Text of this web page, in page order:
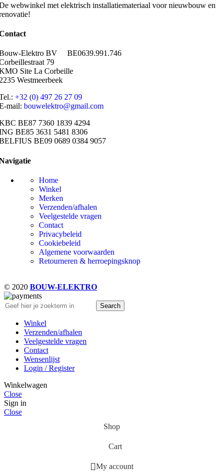
webwinkel met elektrisch installatiemateriaal voor nieuwbouw en
Elektro BV BE0639.991.746
79
Site La Corbeille
Westmeerbeek
+32 (0) 497 26 27 09
mail: bouwelektro@gmail.com
BE87 7360 1839 4294
BE85 3631 5481 8306
BE09 0689 0384 9057
Home
Winkel
Merken
Verzenden/afhalen
Veelgestelde vragen
Contact
Privacybeleid
Cookiebeleid
Algemene voorwaarden
Retourneren & herroepingsknop
© 2020 BOUW-ELEKTRO
Search
Winkel
Verzenden/afhalen
Veelgestelde vragen
Contact
Wensenlijst
Login / Register
Winkelwagen
Close
Sign in
Close
Shop
Cart
My account